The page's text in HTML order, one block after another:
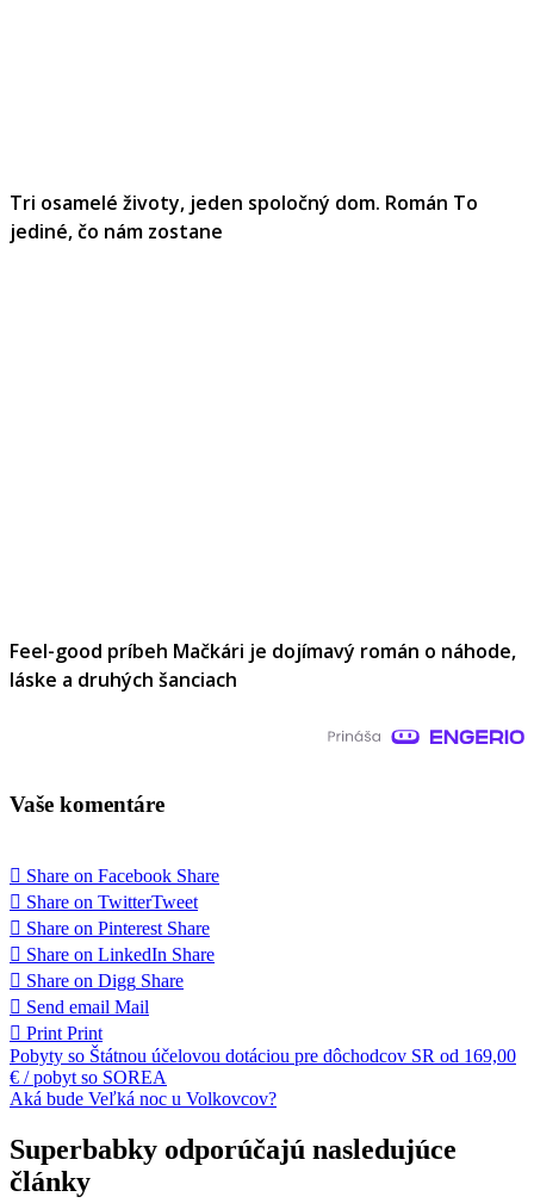
Tri osamelé životy, jeden spoločný dom. Román To
jediné, čo nám zostane
Feel-good príbeh Mačkári je dojímavý román o náhode,
láske a druhých šanciach
Vaše komentáre
Share on Facebook Share
Share on TwitterTweet
Share on Pinterest Share
Share on LinkedIn Share
Share on Digg Share
Send email Mail
Print Print
Navigácia
v
Pobyty so Štátnou účelovou dotáciou pre dôchodcov SR od 169,00
€ / pobyt so SOREA
Aká bude Veľká noc u Volkovcov?
Superbabky odporúčajú nasledujúce
články